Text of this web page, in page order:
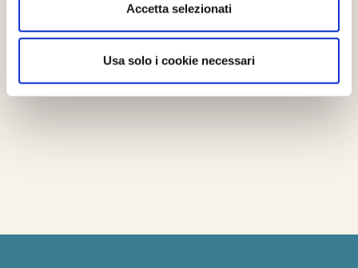
Accetta selezionati
Usa solo i cookie necessari